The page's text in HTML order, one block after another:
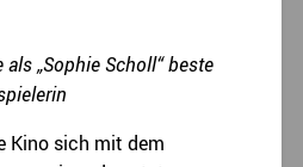
„Sophie Scholl“ beste
Kino sich mit dem